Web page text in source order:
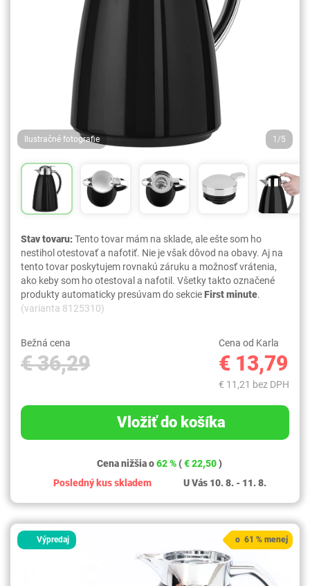
Ilustračné fotografie 1/5
Stav tovaru:Tento tovar mám na sklade, ale ešte som ho
nestihol otestovať a nafotiť. Nie je však dôvod na obavy. Aj na
tento tovar poskytujem rovnakú záruku a možnosť vrátenia,
ako keby som ho otestoval a nafotil. Všetky takto označené
produkty automaticky presúvam do sekcieFirst minute.
(varianta 8125310)
Bežná cena
€ 36,29
Cena od Karla
€ 13,79
€ 11,21 bez DPH
Vložiť do košíka
Cena nižšia o62 % (€ 22,50)
Posledný kus skladem
U Vás 10. 8. - 11. 8.
Výpredaj o 61 % menej